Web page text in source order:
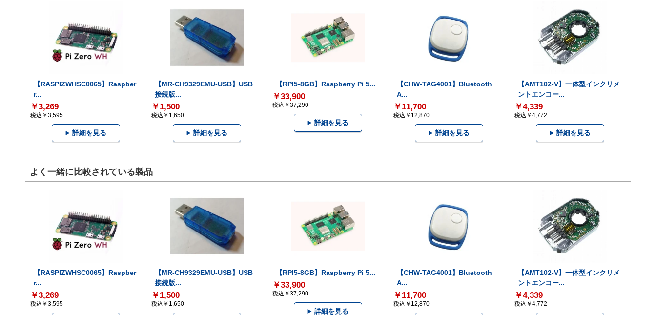
【RASPIZWHSC0065】Raspber
r...
￥3,269
税込￥3,595
詳細を見る
【MR-CH9329EMU-USB】USB
接続版...
￥1,500
税込￥1,650
詳細を見る
【RPI5-8GB】Raspberry Pi 5...
￥33,900
税込￥37,290
詳細を見る
【CHW-TAG4001】Bluetooth
A...
￥11,700
税込￥12,870
詳細を見る
【AMT102-V】一体型インクリメ
ントエンコー...
￥4,339
税込￥4,772
詳細を見る
よく一緒に比較されている製品
【RASPIZWHSC0065】Raspber
r...
￥3,269
税込￥3,595
【MR-CH9329EMU-USB】USB
接続版...
￥1,500
税込￥1,650
【RPI5-8GB】Raspberry Pi 5...
￥33,900
税込￥37,290
詳細を見る
【CHW-TAG4001】Bluetooth
A...
￥11,700
税込￥12,870
【AMT102-V】一体型インクリメ
ントエンコー...
￥4,339
税込￥4,772